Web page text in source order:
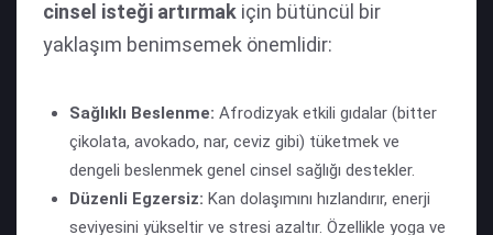
cinsel isteği artırmak için bütüncül bir
yaklaşım benimsemek önemlidir:
Sağlıklı Beslenme: Afrodizyak etkili gıdalar (bitter
çikolata, avokado, nar, ceviz gibi) tüketmek ve
dengeli beslenmek genel cinsel sağlığı destekler.
Düzenli Egzersiz: Kan dolaşımını hızlandırır, enerji
seviyesini yükseltir ve stresi azaltır. Özellikle yoga ve